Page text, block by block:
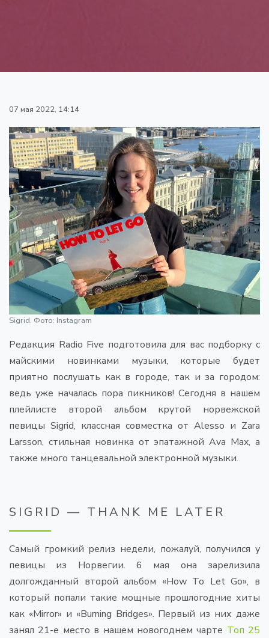
07 мая 2022, 14:14
Sigrid. Фото: Instagram
Редакция Radio Five подготовила для вас подборку с
майскими новинками музыки, которые будет
приятно послушать как в городе, так и за городом:
ведь уже началась пора пикников! Сегодня в нашем
плейлисте второй альбом крутой норвежской
певицы Sigrid, классная совместка от Alesso и Zara
Larsson, стильная новинка от эпатажной Ava Max, а
также много танцевальной электронной музыки.
SIGRID — THANK ME LATER
Самый громкий релиз недели, пожалуй, получился у
певицы из Норвегии. 6 мая она зарелизила
долгожданный второй альбом «How To Let Go», в
который попали такие мощные прошлогодние хиты
как «Mirror» и «Burning Bridges». Первый из них даже
занял 21-е место в нашем новогоднем чарте Топ 25